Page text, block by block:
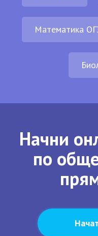
Математика
Начни
по